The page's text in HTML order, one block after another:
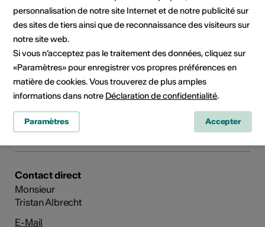
Domaine culturel
Cinéma
Contact direct
Monsieur
Tristan Albrecht
E-Mail
personnalisation de notre site Internet et de notre publicité sur
des sites de tiers ainsi que de reconnaissance des visiteurs sur
notre site web.
Si vous n’acceptez pas le traitement des données, cliquez sur
«Paramètres» pour enregistrer vos propres préférences en
matière de cookies. Vous trouverez de plus amples
informations dans notre Déclaration de confidentialité.
Paramètres Accepter